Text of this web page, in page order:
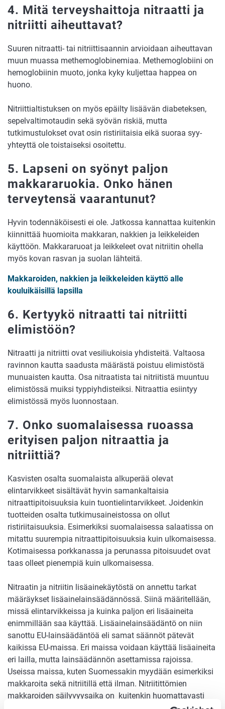
4. Mitä terveyshaittoja nitraatti ja
nitriitti aiheuttavat?
Suuren nitraatti- tai nitriittisaannin arvioidaan aiheuttavan
muun muassa methemoglobinemiaa. Methemoglobiini on
hemoglobiinin muoto, jonka kyky kuljettaa happea on
huono.
Nitriittialtistuksen on myös epäilty lisäävän diabeteksen,
sepelvaltimotaudin sekä syövän riskiä, mutta
tutkimustulokset ovat osin ristiriitaisia eikä suoraa syy-
yhteyttä ole toistaiseksi osoitettu.
5. Lapseni on syönyt paljon
makkararuokia. Onko hänen
terveytensä vaarantunut?
Hyvin todennäköisesti ei ole. Jatkossa kannattaa kuitenkin
kiinnittää huomioita makkaran, nakkien ja leikkeleiden
käyttöön. Makkararuoat ja leikkeleet ovat nitriitin ohella
myös kovan rasvan ja suolan lähteitä.
Makkaroiden, nakkien ja leikkeleiden käyttö alle
kouluikäisillä lapsilla
6. Kertyykö nitraatti tai nitriitti
elimistöön?
Nitraatti ja nitriitti ovat vesiliukoisia yhdisteitä. Valtaosa
ravinnon kautta saadusta määrästä poistuu elimistöstä
munuaisten kautta. Osa nitraatista tai nitriitistä muuntuu
elimistössä muiksi typpiyhdisteiksi. Nitraattia esiintyy
elimistössä myös luonnostaan.
7. Onko suomalaisessa ruoassa
erityisen paljon nitraattia ja
nitriittiä?
Kasvisten osalta suomalaista alkuperää olevat
elintarvikkeet sisältävät hyvin samankaltaisia
nitraattipitoisuuksia kuin tuontielintarvikkeet. Joidenkin
tuotteiden osalta tutkimusaineistossa on ollut
ristiriitaisuuksia. Esimerkiksi suomalaisessa salaatissa on
mitattu suurempia nitraattipitoisuuksia kuin ulkomaisessa.
Kotimaisessa porkkanassa ja perunassa pitoisuudet ovat
taas olleet pienempiä kuin ulkomaisessa.
Nitraatin ja nitriitin lisäainekäytöstä on annettu tarkat
määräykset lisäainelainsäädännössä. Siinä määritellään,
missä elintarvikkeissa ja kuinka paljon eri lisäaineita
enimmillään saa käyttää. Lisäainelainsäädäntö on niin
sanottu EU-lainsäädäntöä eli samat säännöt pätevät
kaikissa EU-maissa. Eri maissa voidaan käyttää lisäaineita
eri lailla, mutta lainsäädännön asettamissa rajoissa.
Useissa maissa, kuten Suomessakin myydään esimerkiksi
makkaroita sekä nitriitillä että ilman. Nitriitittömien
makkaroiden säilyvyysaika on kuitenkin huomattavasti